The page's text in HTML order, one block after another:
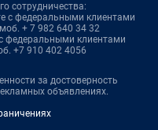
сотрудничества:
с федеральными клиентами
+ 7 982 640 34 32
федеральными клиентами
+7 910 402 4056
за достоверность
объявлениях.